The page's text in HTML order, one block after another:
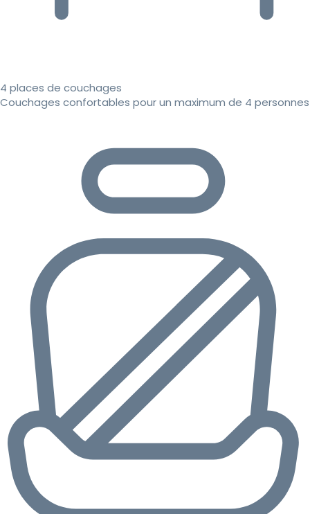
4 places de couchages
Couchages confortables pour un maximum de 4 personnes